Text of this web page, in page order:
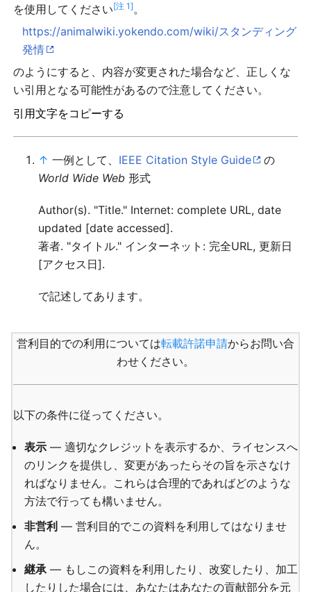
を使用してください[注 1]。
https://animalwiki.yokendo.com/wiki/スタンディング
発情
のようにすると、内容が変更された場合など、正しくな
い引用となる可能性があるので注意してください。
引用文字をコピーする
↑ 一例として、 IEEE Citation Style Guide
の
World Wide Web 形式
Author(s). "Title." Internet: complete URL, date
updated [date accessed].
著者. "タイトル." インターネット: 完全URL, 更新日
[アクセス日].
で記述してあります。
営利目的での利用については転載許諾申請からお問い合
わせください。
以下の条件に従ってください。
表示 — 適切なクレジットを表示するか、ライセンスへ
のリンクを提供し、変更があったらその旨を示さなけ
ればなりません。これらは合理的であればどのような
方法で行っても構いません。
非営利 — 営利目的でこの資料を利用してはなりませ
ん。
継承— もしこの資料を利用したり、改変したり、加工
したりした場合には、あなたはあなたの貢献部分を元